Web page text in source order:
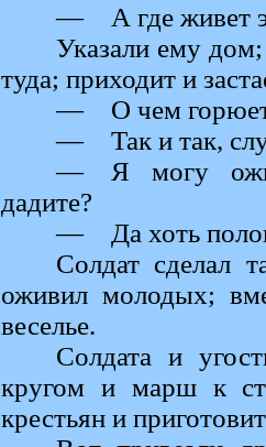
— А где живет
Указали ему
туда; приходит и
— О чем
— Так и так,
— Я могу
дадите?
— Да хоть
Солдат сделал
оживил молодых;
веселье.
Солдата и
кругом и марш к
крестьян и